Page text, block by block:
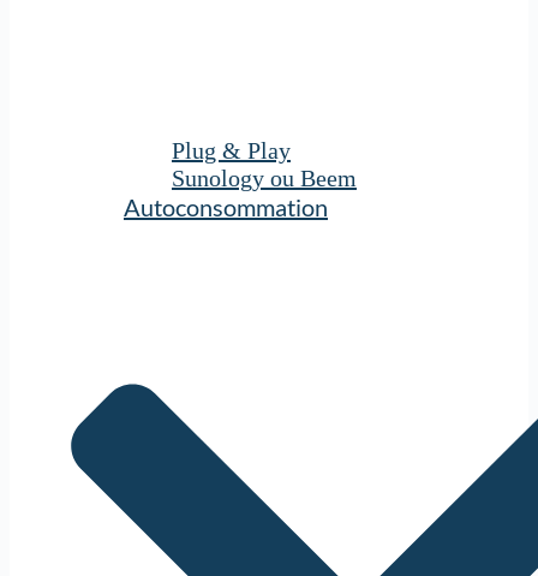
Plug & Play
Sunology ou Beem
Autoconsommation